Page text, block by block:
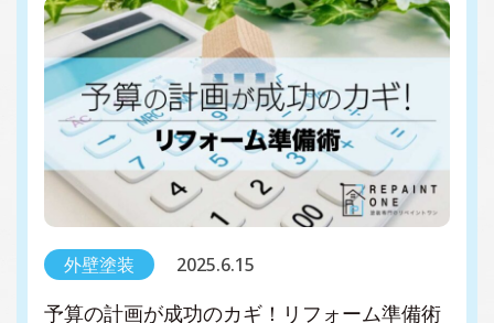
外壁塗装 2025.6.15
予算の計画が成功のカギ！リフォーム準備術